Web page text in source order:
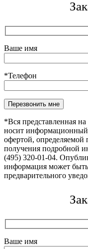
Ваше имя
*Телефон
Оставьте это поле
*Вся представленная
носит информационный
офертой,
получения подробной
(495) 320-01-04.
информация может
предварительного
Ваше имя